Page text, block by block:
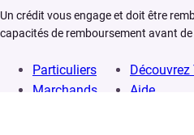
Un crédit vous engage et doit être
capacités de remboursement avant
Particuliers
Marchands
Découvrez
Aide